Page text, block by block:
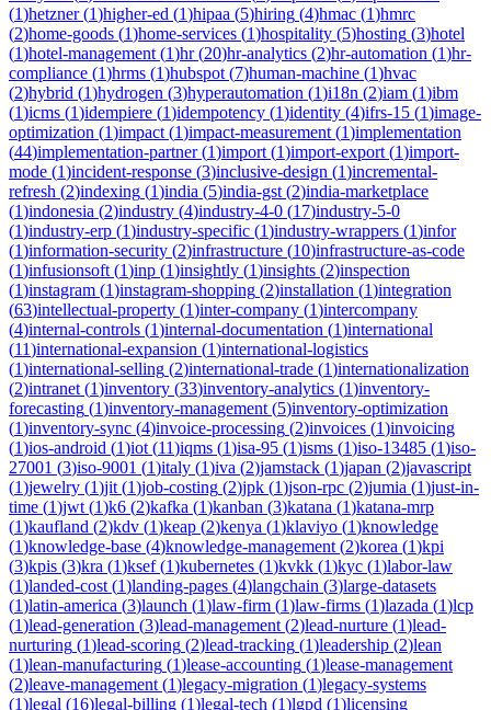
(1)hetzner(1)higher-ed (1)hipaa (5)hiring (4)hmac (1)hmrc
(2)home-goods (1)home-services (1)hospitality (5)hosting (3)hotel
(1)hotel-management (1)hr(20)hr-analytics (2)hr-automation (1)hr-
compliance (1)hrms (1)hubspot (7)human-machine (1)hvac
(2)hybrid (1)hydrogen (3)hyperautomation (1)i18n (2)iam (1)ibm
(1)icms (1)idempiere (1)idempotency (1)identity (4)ifrs-15 (1)image-
optimization (1)impact (1)impact-measurement (1)implementation
(44)implementation-partner(1)import (1)import-export (1)import-
mode (1)incident-response (3)inclusive-design (1)incremental-
refresh (2)indexing (1)india (5)india-gst (2)india-marketplace
(1)indonesia (2)industry (4)industry-4-0 (17)industry-5-0
(1)industry-erp (1)industry-specific (1)industry-wrappers (1)infor
(1)information-security (2)infrastructure (10)infrastructure-as-code
(1)infusionsoft (1)inp (1)insightly (1)insights (2)inspection
(1)instagram (1)instagram-shopping (2)installation (1)integration
(63)intellectual-property (1)inter-company (1)intercompany
(4)internal-controls (1)internal-documentation (1)international
(11)international-expansion (1)international-logistics
(1)international-selling (2)international-trade (1)internationalization
(2)intranet (1)inventory (33)inventory-analytics (1)inventory-
forecasting (1)inventory-management (5)inventory-optimization
(1)inventory-sync (4)invoice-processing (2)invoices (1)invoicing
(1)ios-android (1)iot (11)iqms (1)isa-95 (1)isms (1)iso-13485 (1)iso-
27001 (3)iso-9001 (1)italy (1)iva (2)jamstack (1)japan (2)javascript
(1)jewelry (1)jit (1)job-costing (2)jpk (1)json-rpc (2)jumia (1)just-in-
time (1)jwt (1)k6 (2)kafka (1)kanban (3)katana (1)katana-mrp
(1)kaufland (2)kdv (1)keap (2)kenya (1)klaviyo (1)knowledge
(1)knowledge-base (4)knowledge-management (2)korea (1)kpi
(3)kpis (3)kra (1)ksef(1)kubernetes (1)kvkk (1)kyc (1)labor-law
(1)landed-cost (1)landing-pages (4)langchain (3)large-datasets
(1)latin-america (3)launch (1)law-firm (1)law-firms (1)lazada (1)lcp
(1)lead-generation (3)lead-management (2)lead-nurture (1)lead-
nurturing (1)lead-scoring (2)lead-tracking (1)leadership (2)lean
(1)lean-manufacturing (1)lease-accounting (1)lease-management
(2)leave-management (1)legacy-migration (1)legacy-systems
(1)legal (16)legal-billing (1)legal-tech (1)lgpd (1)licensing